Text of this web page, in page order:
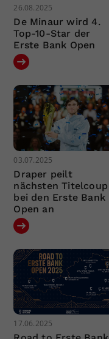
26.08.2025
De Minaur wird 4.
Top-10-Star der
Erste Bank Open
03.07.2025
Draper peilt
nächsten Titelcoup
bei den Erste Bank
Open an
17.06.2025